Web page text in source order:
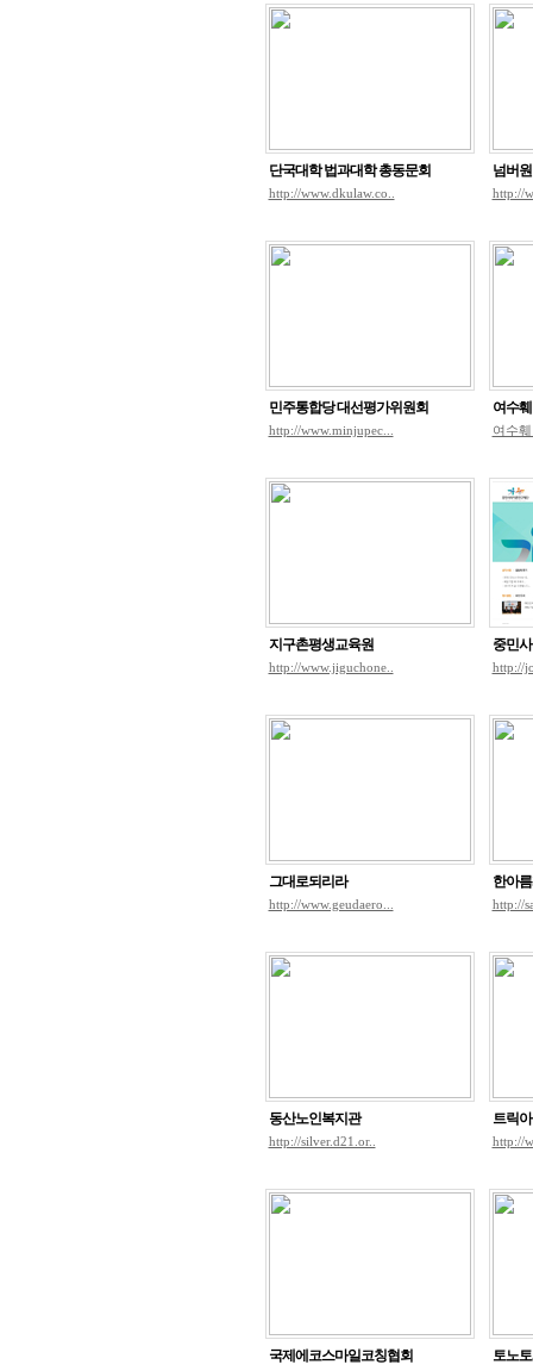
단국대학 법과대학 총동문회
http://www.dkulaw.co..
넘버
http://
민주통합당 대선평가위원회
http://www.minjupec...
여수
여수
지구촌평생교육원
http://www.jiguchone..
중민
http://
그대로되리라
http://www.geudaero...
한아
http://
동산노인복지관
http://silver.d21.or..
트릭
http://
국제에코스마일코칭협회 토노